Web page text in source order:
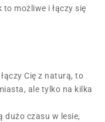
możliwe i łączy się
Cię z naturą, to
ale tylko na kilka
dużo czasu w lesie,